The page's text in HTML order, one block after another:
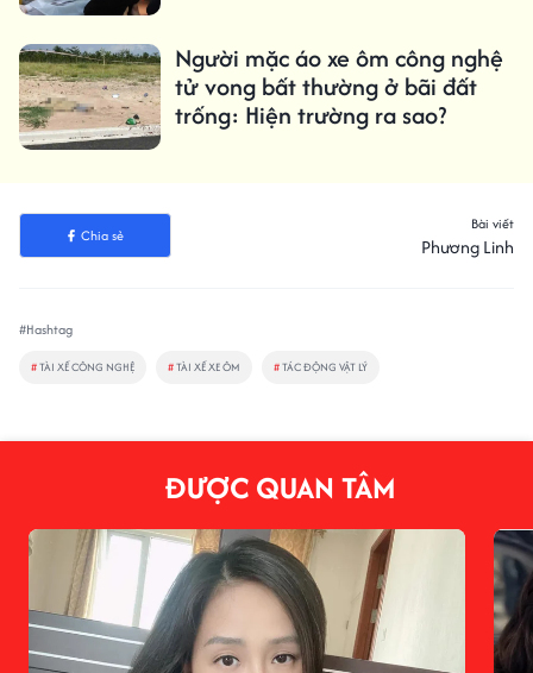
Người mặc áo xe ôm công nghệ
tử vong bất thường ở bãi đất
trống: Hiện trường ra sao?
Chia sẻ
Bài viết
Phương Linh
#Hashtag
#TÀI XẾ CÔNG NGHỆ #TÀI XẾ XE ÔM #TÁC ĐỘNG VẬT LÝ
ĐƯỢC QUAN TÂM